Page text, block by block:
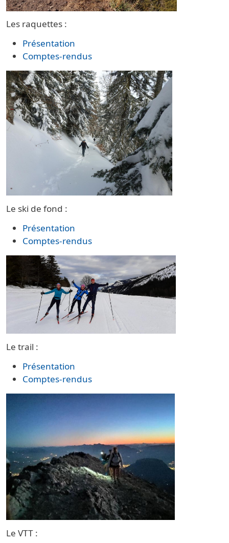
Les raquettes :
Présentation
Comptes-rendus
Le ski de fond :
Présentation
Comptes-rendus
Le trail :
Présentation
Comptes-rendus
Le VTT :